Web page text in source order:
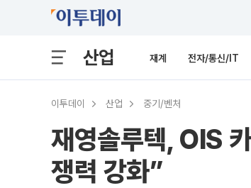
산업 재계 전자/통신/IT
이투데이 산업 중기/벤처
재영솔루텍, OIS
쟁력 강화”